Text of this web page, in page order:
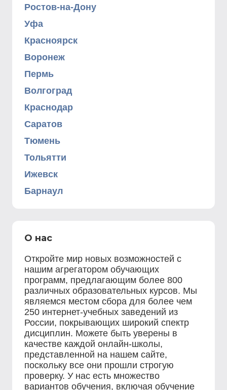
Ростов-на-Дону
Уфа
Красноярск
Воронеж
Пермь
Волгоград
Краснодар
Саратов
Тюмень
Тольятти
Ижевск
Барнаул
О нас
Откройте мир новых возможностей с
нашим агрегатором обучающих
программ, предлагающим более 800
различных образовательных курсов. Мы
являемся местом сбора для более чем
250 интернет-учебных заведений из
России, покрывающих широкий спектр
дисциплин. Можете быть уверены в
качестве каждой онлайн-школы,
представленной на нашем сайте,
поскольку все они прошли строгую
проверку. У нас есть множество
вариантов обучения, включая обучение